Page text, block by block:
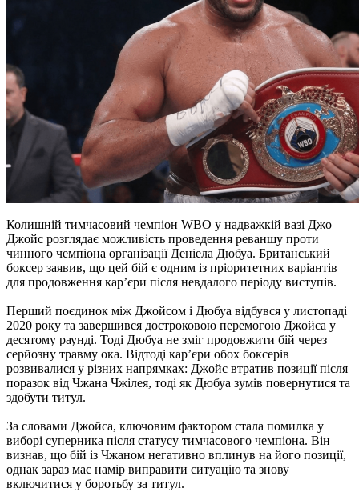
Колишній тимчасовий чемпіон WBO у надважкій вазі Джо
Джойс розглядає можливість проведення реваншу проти
чинного чемпіона організації Деніела Дюбуа. Британський
боксер заявив, що цей бій є одним із пріоритетних варіантів
для продовження кар’єри після невдалого періоду виступів.
Перший поєдинок між Джойсом і Дюбуа відбувся у листопаді
2020 року та завершився достроковою перемогою Джойса у
десятому раунді. Тоді Дюбуа не зміг продовжити бій через
серйозну травму ока. Відтоді кар’єри обох боксерів
розвивалися у різних напрямках: Джойс втратив позиції після
поразок від Чжана Чжілея, тоді як Дюбуа зумів повернутися та
здобути титул.
За словами Джойса, ключовим фактором стала помилка у
виборі суперника після статусу тимчасового чемпіона. Він
визнав, що бій із Чжаном негативно вплинув на його позиції,
однак зараз має намір виправити ситуацію та знову
включитися у боротьбу за титул.